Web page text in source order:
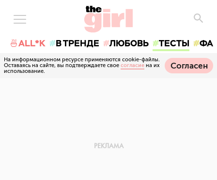
🍜ALL*K В ТРЕНДЕ ЛЮБОВЬ ТЕСТЫ
На информационном ресурсе применяются cookie-файлы.
Оставаясь на сайте, вы подтверждаете свое согласие на их
использование.
Согласен